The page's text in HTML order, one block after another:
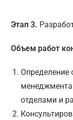
Этап 3.
Объем работ
Определение
отделами и